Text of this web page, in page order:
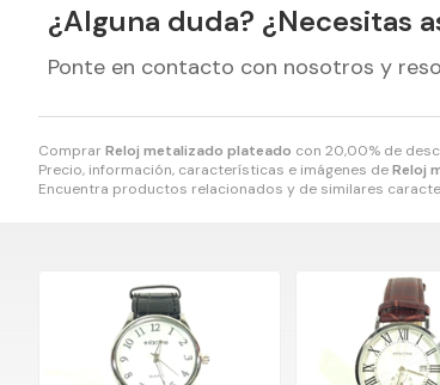
ComprarReloj metalizado plateado con 20,00% de
Precio, información, características e imágenes deReloj
Encuentra productos relacionados y de similares
¿Alguna duda? ¿Necesitas
Ponte en contacto con nosotros y